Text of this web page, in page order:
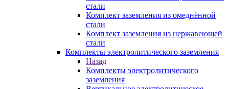
стали
Комплект заземления из омеднённой
стали
Комплект заземления из нержавеющей
стали
Комплекты электролитического заземления
Назад
Комплекты электролитического
заземления